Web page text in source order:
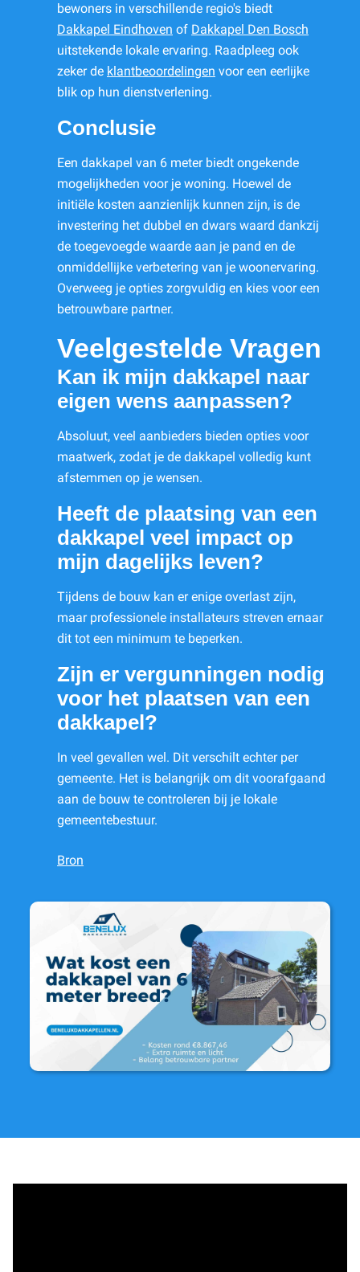
bewoners in verschillende regio's biedt
Dakkapel Eindhoven of Dakkapel Den Bosch
uitstekende lokale ervaring. Raadpleeg ook
zeker de klantbeoordelingen voor een eerlijke
blik op hun dienstverlening.
Conclusie
Een dakkapel van 6 meter biedt ongekende
mogelijkheden voor je woning. Hoewel de
initiële kosten aanzienlijk kunnen zijn, is de
investering het dubbel en dwars waard dankzij
de toegevoegde waarde aan je pand en de
onmiddellijke verbetering van je woonervaring.
Overweeg je opties zorgvuldig en kies voor een
betrouwbare partner.
Veelgestelde Vragen
Kan ik mijn dakkapel naar
eigen wens aanpassen?
Absoluut, veel aanbieders bieden opties voor
maatwerk, zodat je de dakkapel volledig kunt
afstemmen op je wensen.
Heeft de plaatsing van een
dakkapel veel impact op
mijn dagelijks leven?
Tijdens de bouw kan er enige overlast zijn,
maar professionele installateurs streven ernaar
dit tot een minimum te beperken.
Zijn er vergunningen nodig
voor het plaatsen van een
dakkapel?
In veel gevallen wel. Dit verschilt echter per
gemeente. Het is belangrijk om dit voorafgaand
aan de bouw te controleren bij je lokale
gemeentebestuur.
Bron